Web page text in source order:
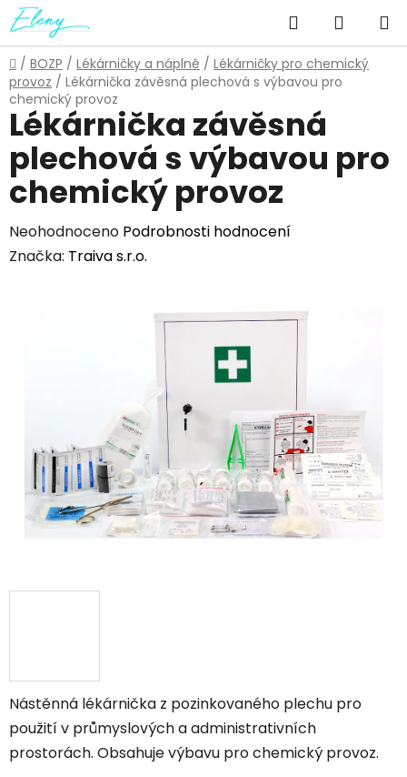
Přejít
na
obsah
Hledat
KOŠÍK
Domů
/ BOZP / Lékárničky a náplně / Lékárničky pro chemický
provoz / Lékárnička závěsná plechová s výbavou pro
chemický provoz
Nástěnná lékárnička z pozinkovaného plechu pro
použití v průmyslových a administrativních
prostorách. Obsahuje výbavu pro chemický provoz.
Lékárnička závěsná
plechová s výbavou pro
chemický provoz
Průměrné
hodnocení
Neohodnoceno Podrobnosti hodnocení
Značka: Traiva s.r.o.